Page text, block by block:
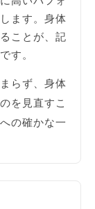
ます。身体
ことが、記
す。
らず、身体
を見直すこ
の確かな一